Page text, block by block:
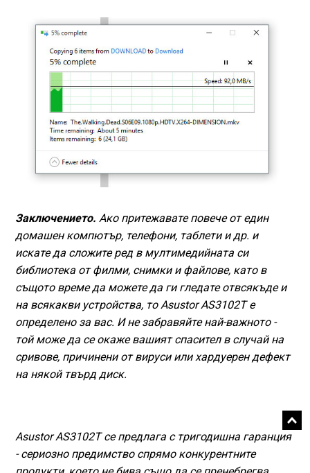
Заключението. Ако притежавате повече от един
домашен компютър, телефони, таблети и др. и
искате да сложите ред в мултимедийната си
библиотека от филми, снимки и файлове, като в
същото време да можете да ги гледате отвсякъде и
на всякакви устройства, то Asustor AS3102T е
определено за вас. И не забравяйте най-важното -
той може да се окаже вашият спасител в случай на
сривове, причинени от вируси или хардуерен дефект
на някой твърд диск.
Asustor AS3102T се предлага с тригодишна гаранция
- сериозно предимство спрямо конкурентните